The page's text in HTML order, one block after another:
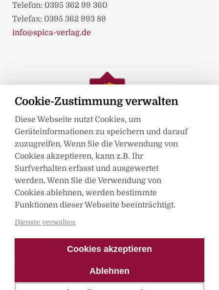
Cookie-Zustimmung verwalten
Diese Webseite nutzt Cookies, um
Geräteinformationen zu speichern und darauf
zuzugreifen. Wenn Sie die Verwendung von
Cookies akzeptieren, kann z.B. Ihr
Surfverhalten erfasst und ausgewertet
werden. Wenn Sie die Verwendung von
Cookies ablehnen, werden bestimmte
Funktionen dieser Webseite beeinträchtigt.
Dienste verwalten
Cookies akzeptieren
Ablehnen
Telefon: 0395 362 99 360
Telefax: 0395 362 993 89
info@spica-verlag.de
Mitglied im